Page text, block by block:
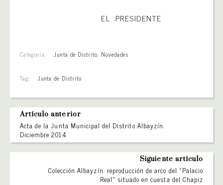
EL PRESIDENTE
Categoría: Junta de Distrito, Novedades
Tag: Junta de Distrito
Artículo anterior
Acta de la Junta Municipal del Distrito Albayzín.
Diciembre 2014
Siguiente artículo
Colección Albayzín: reproducción de arco del «Palacio
Real» situado en cuesta del Chapiz